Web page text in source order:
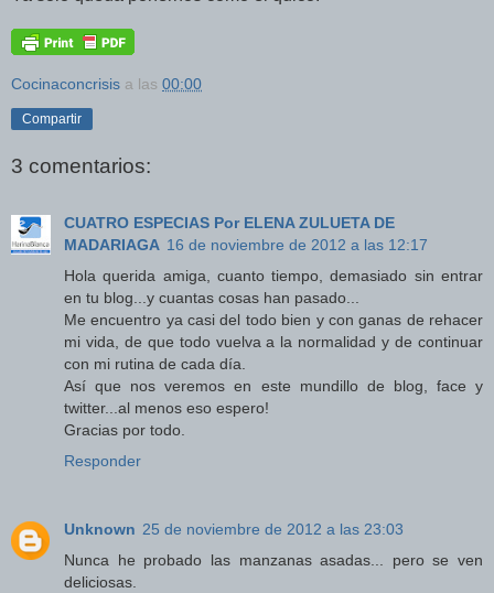
Cocinaconcrisis a las 00:00
Compartir
3 comentarios:
CUATRO ESPECIAS Por ELENA ZULUETA DE
MADARIAGA 16 de noviembre de 2012 a las 12:17
Hola querida amiga, cuanto tiempo, demasiado sin entrar
en tu blog...y cuantas cosas han pasado...
Me encuentro ya casi del todo bien y con ganas de rehacer
mi vida, de que todo vuelva a la normalidad y de continuar
con mi rutina de cada día.
Así que nos veremos en este mundillo de blog, face y
twitter...al menos eso espero!
Gracias por todo.
Responder
Unknown 25 de noviembre de 2012 a las 23:03
Nunca he probado las manzanas asadas... pero se ven
deliciosas.